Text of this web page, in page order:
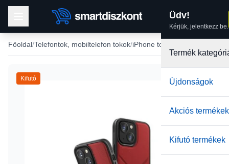
Üdv!
Kérjük, jelentkezz be.
Termék
Újdonságok
Akciós termékek
Kifutó termékek
Főoldal Telefontok, mobiltelefon tokok iPhone tokok
Kifutó